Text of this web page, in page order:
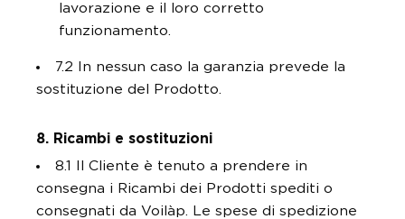
lavorazione e il loro corretto
funzionamento.
7.2 In nessun caso la garanzia prevede la
sostituzione del Prodotto.
8. Ricambi e sostituzioni
8.1 Il Cliente è tenuto a prendere in
consegna i Ricambi dei Prodotti spediti o
consegnati da Voilàp. Le spese di spedizione